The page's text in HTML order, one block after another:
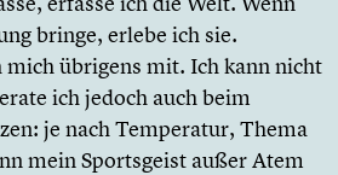
bringe, erlebe ich sie.
mich übrigens mit. Ich kann nicht
ich jedoch auch beim
je nach Temperatur, Thema
mein Sportsgeist außer Atem